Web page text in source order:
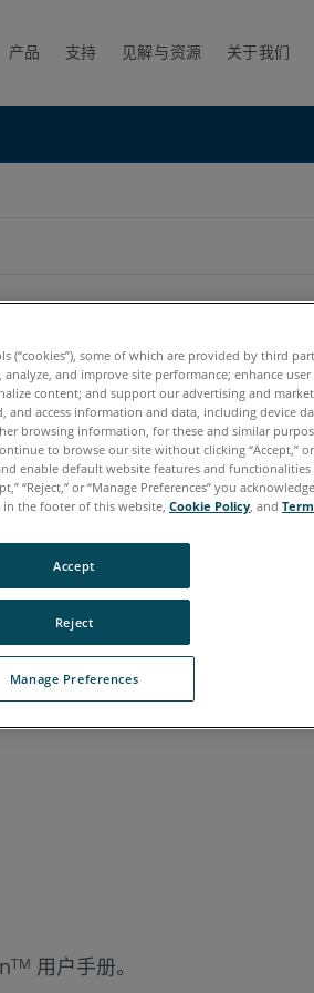
产品 支持 见解与资源 关于我们
TM 用户手册。
(“cookies”), some of which are provided by third
and improve site performance; enhance user
content; and support our advertising and
access information and data, including device
browsing information, for these and similar
to browse our site without clicking “Accept,”
enable default website features and
“Reject,” or “Manage Preferences” you
the footer of this website, Cookie Policy, and
Manage Preferences
Reject
Accept